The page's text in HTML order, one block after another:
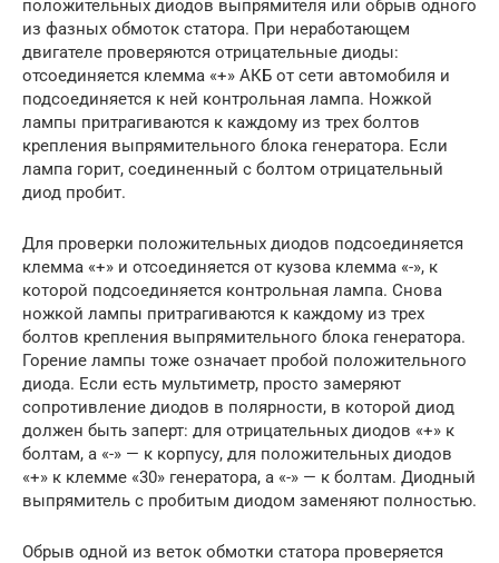
положительных диодов выпрямителя или обрыв одного
из фазных обмоток статора. При неработающем
двигателе проверяются отрицательные диоды:
отсоединяется клемма «+» АКБ от сети автомобиля и
подсоединяется к ней контрольная лампа. Ножкой
лампы притрагиваются к каждому из трех болтов
крепления выпрямительного блока генератора. Если
лампа горит, соединенный с болтом отрицательный
диод пробит.
Для проверки положительных диодов подсоединяется
клемма «+» и отсоединяется от кузова клемма «-», к
которой подсоединяется контрольная лампа. Снова
ножкой лампы притрагиваются к каждому из трех
болтов крепления выпрямительного блока генератора.
Горение лампы тоже означает пробой положительного
диода. Если есть мультиметр, просто замеряют
сопротивление диодов в полярности, в которой диод
должен быть заперт: для отрицательных диодов «+» к
болтам, а «-» — к корпусу, для положительных диодов
«+» к клемме «30» генератора, а «-» — к болтам. Диодный
выпрямитель с пробитым диодом заменяют полностью.
Обрыв одной из веток обмотки статора проверяется